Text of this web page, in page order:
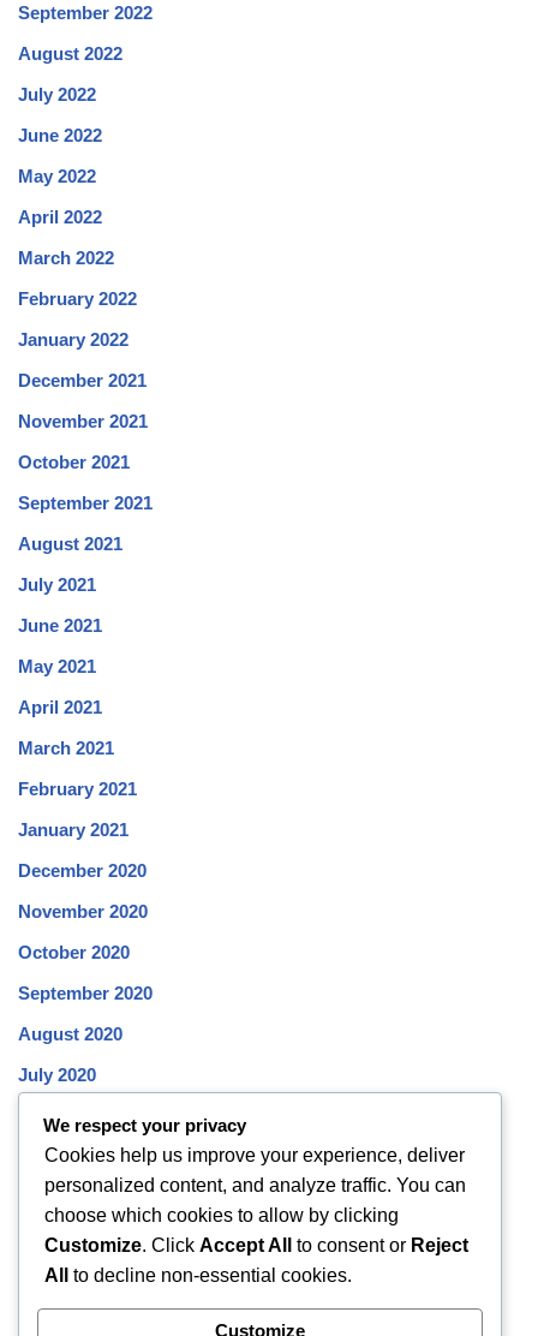
September 2022
August 2022
July 2022
June 2022
May 2022
April 2022
March 2022
February 2022
January 2022
December 2021
November 2021
October 2021
September 2021
August 2021
July 2021
June 2021
May 2021
April 2021
March 2021
February 2021
January 2021
December 2020
November 2020
October 2020
September 2020
August 2020
July 2020
June 2020
May 2020
April 2020
March 2020
February 2020
We respect your privacy
Cookies help us improve your experience, deliver
personalized content, and analyze traffic. You can
choose which cookies to allow by clicking
Customize. Click Accept All to consent or Reject
All
to decline non-essential cookies.
Customize